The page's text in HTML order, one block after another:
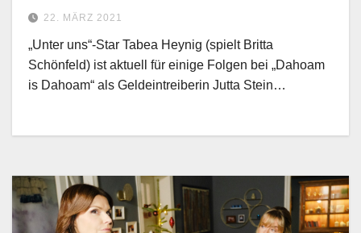
22. MÄRZ 2021
„Unter uns“-Star Tabea Heynig (spielt Britta
Schönfeld) ist aktuell für einige Folgen bei „Dahoam
is Dahoam“ als Geldeintreiberin Jutta Stein…